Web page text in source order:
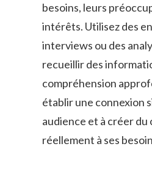
besoins, leurs
intérêts. Utilisez‍ des
interviews ou des
recueillir des
compréhension
établir une⁣ connexion
audience et à créer
⁤réellement à⁣ ses